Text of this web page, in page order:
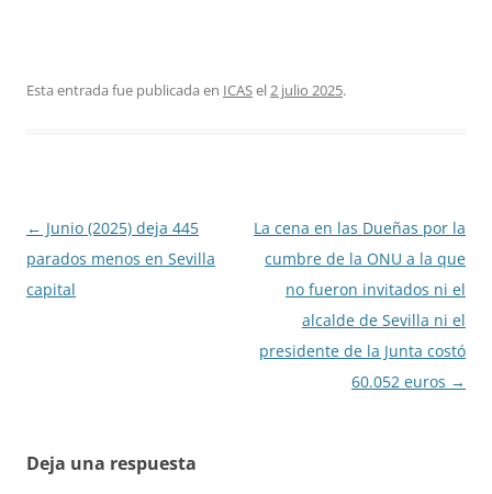
Esta entrada fue publicada en ICASel2 julio 2025.
Navegación
de
entradas
← Junio (2025) deja 445
parados menos en Sevilla
capital
La cena en las Dueñas por la
cumbre de la ONU a la que
no fueron invitados ni el
alcalde de Sevilla ni el
presidente de la Junta costó
60.052 euros →
Deja una respuesta